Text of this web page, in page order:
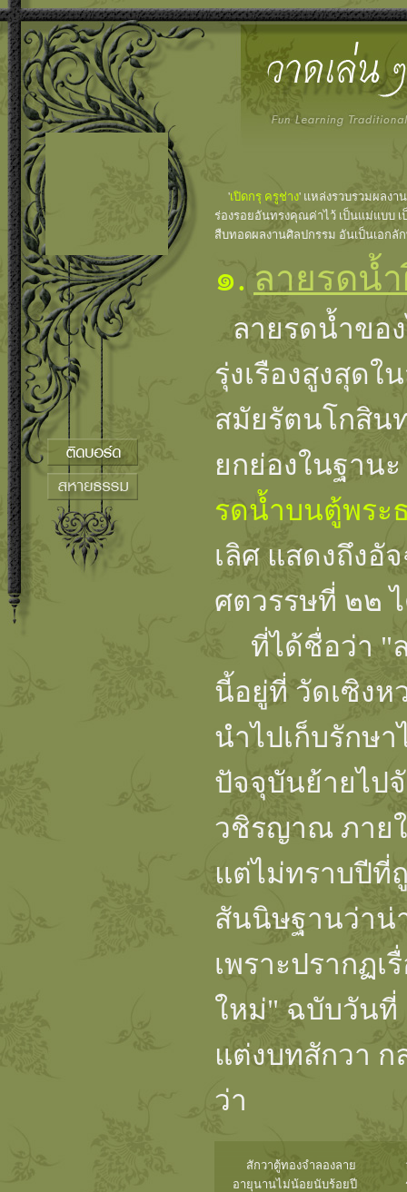
'เปิดกรุ ครูช่าง' แหล่งรวบรวมผลง
ร่องรอยอันทรงคุณค่าไว้ เป็นแม่แบบ
สืบทอดผลงานศิลปกรรม อันเป็นเอก
๑. ลายรดน้
ลายรดน้ำขอ
รุ่งเรืองสูงสุด
สมัยรัตนโกสิน
ยกย่องในฐาน
รดน้ำบนตู้พระ
เลิศ แสดงถึงอั
ศตวรรษที่ ๒๒
ที่ได้ชื่อว่า "ล
นี้อยู่ที่ วัดเซิงห
นำไปเก็บรักษ
ปัจจุบันย้ายไป
วชิรญาณ ภาย
แต่ไม่ทราบปีที่
สันนิษฐานว่า
เพราะปรากฏ
ใหม่" ฉบับวันที่
แต่งบทสักวา ก
ว่า
สักวาตู้ทองจำลองลาย
อายุนานไม่น้อยนับร้อยปี